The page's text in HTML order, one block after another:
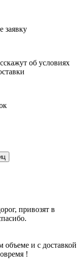
заявку
об условиях
привозят в
объеме и с доставкой
!